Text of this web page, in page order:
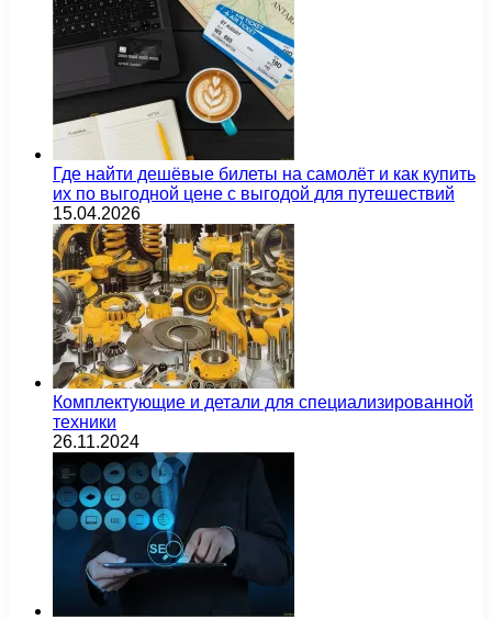
Где найти дешёвые билеты на самолёт и как купить
их по выгодной цене с выгодой для путешествий
15.04.2026
Комплектующие и детали для специализированной
техники
26.11.2024